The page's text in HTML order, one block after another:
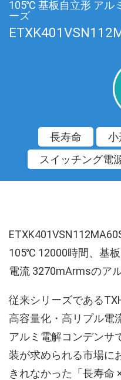
105℃ 基板自立形 アル
ーズ
長寿命 小
スイッチング電
105℃ 12000時間、基
電流 3270mArmsのア
従来シリーズである
高容量化・高リプル電
アルミ電解コンデンサ
装が求められる市場に
きれなかった「長寿命